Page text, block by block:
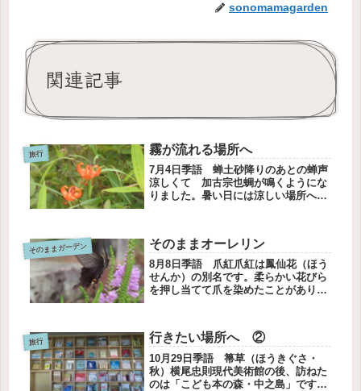
sonomamagarden
関連記事
旅行 霧が流れる場所へ
7月4日季語 蝉土砂降りのあとの蝉声
涼しくて 加古宗也蜩が鳴くようにな
りました。暑い日には涼しい場所へ行
流れを一緒に見てますよ。プールの
お...
そのままガーデン そのままオーレリン
8月8日季語 爪紅爪紅は鳳仙花（ほう
せんか）の別名です。柔らかい花びら
を押し当てて爪を染めたことがありま
たかは思い出せません。モンシロチョ
ウ、モンキチョウ、アゲハチョウ…
初...
旅行 行きたい場所へ ②
10月29日季語 箒草（ほうきぐさ・
秋）横尾忠則現代美術館の後、訪ねた
のは「こども本の森・中之島」です。